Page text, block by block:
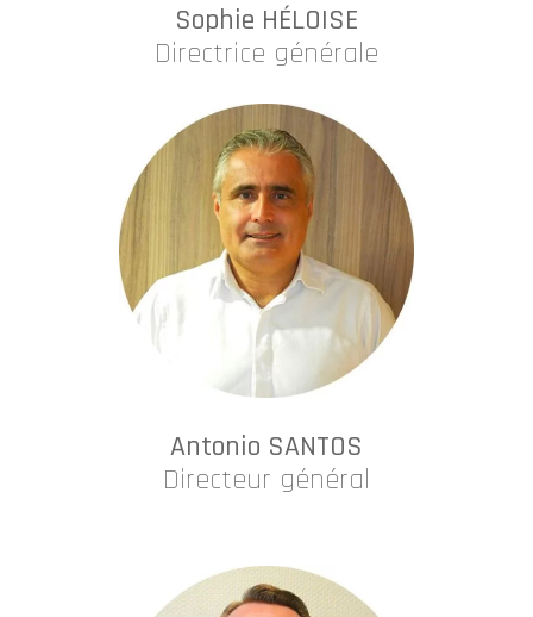
Sophie HÉLOISE
Directrice générale
Antonio SANTOS
Directeur général